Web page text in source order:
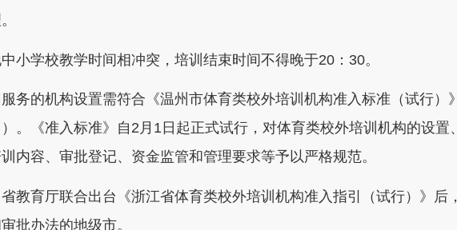
学校教学时间相冲突，培训结束时间不得晚于20：30。
的机构设置需符合《温州市体育类校外培训机构准入标准（试行）》
。《准入标准》自2月1日起正式试行，对体育类校外培训机构的设置、
内容、审批登记、资金监管和管理要求等予以严格规范。
育厅联合出台《浙江省体育类校外培训机构准入指引（试行）》后，
批办法的地级市。